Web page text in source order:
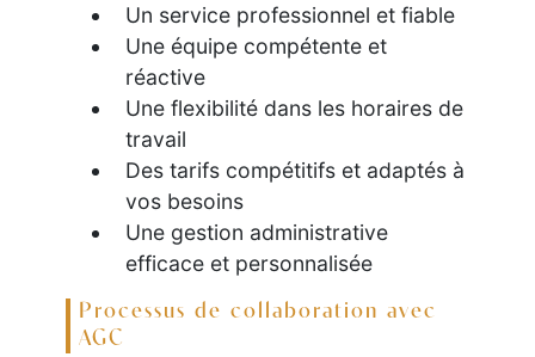
Un service professionnel et fiable
Une équipe compétente et
réactive
Une flexibilité dans les horaires de
travail
Des tarifs compétitifs et adaptés à
vos besoins
Une gestion administrative
efficace et personnalisée
Processus de collaboration avec
AGC